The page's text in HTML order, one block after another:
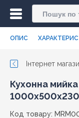
ОПИС
Інтернет
Кухонна
Код товару: